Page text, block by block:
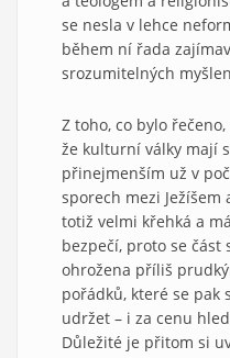
se nesla v lehce
během ní řada
srozumitelných
Z toho, co bylo
že kulturní války mají
přinejmenším už v
sporech mezi
totiž velmi křehká a
bezpečí, proto se
ohrožena příliš
pořádků, které se pak
udržet – i za cenu
Důležité je přitom si